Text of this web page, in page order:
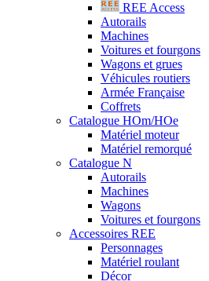
REE Access
Autorails
Machines
Voitures et fourgons
Wagons et grues
Véhicules routiers
Armée Française
Coffrets
Catalogue HOm/HOe
Matériel moteur
Matériel remorqué
Catalogue N
Autorails
Machines
Wagons
Voitures et fourgons
Accessoires REE
Personnages
Matériel roulant
Décor